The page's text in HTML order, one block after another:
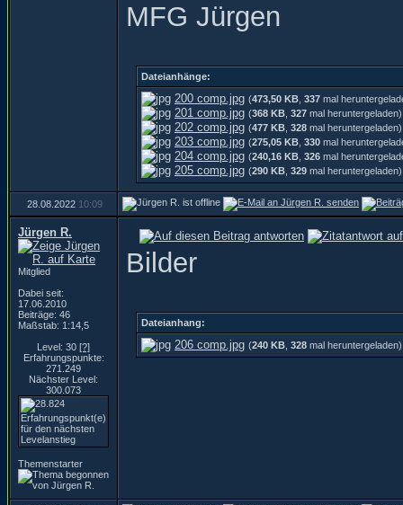
MFG Jürgen
Dateianhänge:
200 comp.jpg (473,50 KB 337 mal
201 comp.jpg (368 KB 327 mal heruntergeladen)
202 comp.jpg (477 KB 328 mal heruntergeladen)
203 comp.jpg (275,05 KB 330 mal
204 comp.jpg (240,16 KB 326 mal
205 comp.jpg (290 KB 329 mal heruntergeladen)
28.08.2022 10:09
Jürgen R.
Mitglied
Dabei seit:
17.06.2010
Beiträge: 46
Maßstab: 1:14,5
Level: 30 [?]
Erfahrungspunkte:
271.249
Nächster Level:
300.073
Themenstarter
Bilder
Dateianhang:
206 comp.jpg (240 KB 328 mal heruntergeladen)